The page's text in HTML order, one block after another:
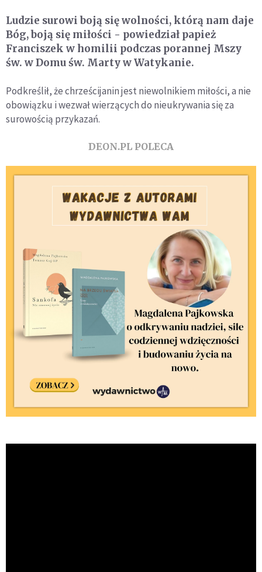
Ludzie surowi boją się wolności, którą nam daje
Bóg, boją się miłości - powiedział papież
Franciszek w homilii podczas porannej Mszy
św. w Domu św. Marty w Watykanie.
Podkreślił, że chrześcijanin jest niewolnikiem miłości, a nie
obowiązku i wezwał wierzących do nieukrywania się za
surowością przykazań.
DEON.PL POLECA